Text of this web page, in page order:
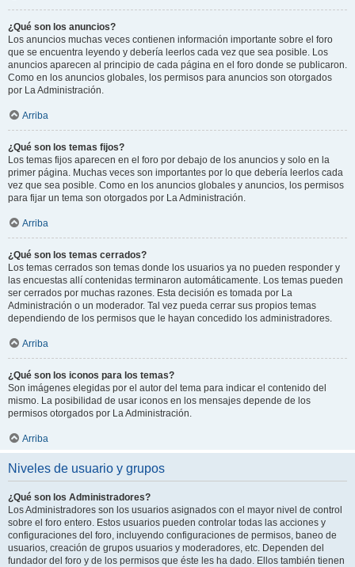
¿Qué son los anuncios?
Los anuncios muchas veces contienen información importante sobre el foro
que se encuentra leyendo y debería leerlos cada vez que sea posible. Los
anuncios aparecen al principio de cada página en el foro donde se publicaron.
Como en los anuncios globales, los permisos para anuncios son otorgados
por La Administración.
Arriba
¿Qué son los temas fijos?
Los temas fijos aparecen en el foro por debajo de los anuncios y solo en la
primer página. Muchas veces son importantes por lo que debería leerlos cada
vez que sea posible. Como en los anuncios globales y anuncios, los permisos
para fijar un tema son otorgados por La Administración.
Arriba
¿Qué son los temas cerrados?
Los temas cerrados son temas donde los usuarios ya no pueden responder y
las encuestas allí contenidas terminaron automáticamente. Los temas pueden
ser cerrados por muchas razones. Esta decisión es tomada por La
Administración o un moderador. Tal vez pueda cerrar sus propios temas
dependiendo de los permisos que le hayan concedido los administradores.
Arriba
¿Qué son los iconos para los temas?
Son imágenes elegidas por el autor del tema para indicar el contenido del
mismo. La posibilidad de usar iconos en los mensajes depende de los
permisos otorgados por La Administración.
Arriba
Niveles de usuario y grupos
¿Qué son los Administradores?
Los Administradores son los usuarios asignados con el mayor nivel de control
sobre el foro entero. Estos usuarios pueden controlar todas las acciones y
configuraciones del foro, incluyendo configuraciones de permisos, baneo de
usuarios, creación de grupos usuarios y moderadores, etc. Dependen del
fundador del foro y de los permisos que éste les ha dado. Ellos también tienen